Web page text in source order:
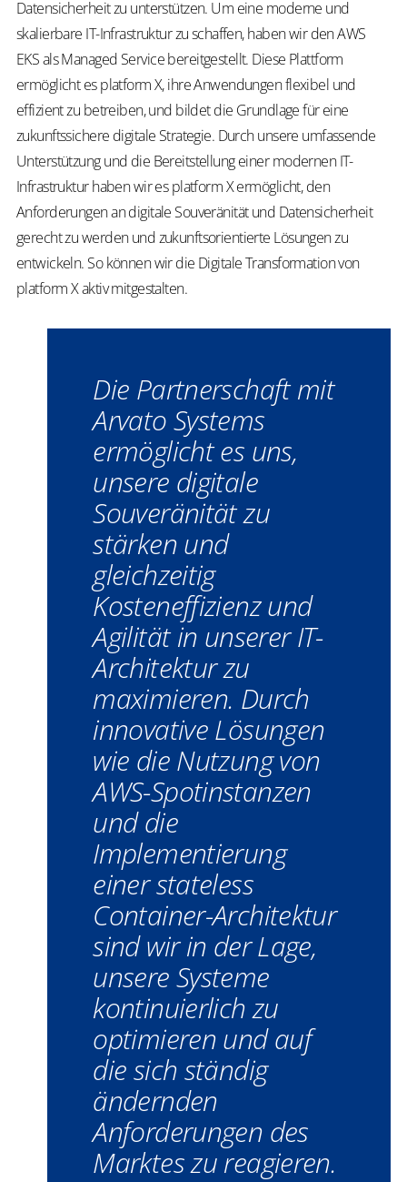
Datensicherheit zu unterstützen. Um eine moderne und
skalierbare IT-Infrastruktur zu schaffen, haben wir den AWS
EKS als Managed Service bereitgestellt. Diese Plattform
ermöglicht es platform X, ihre Anwendungen flexibel und
effizient zu betreiben, und bildet die Grundlage für eine
zukunftssichere digitale Strategie. Durch unsere umfassende
Unterstützung und die Bereitstellung einer modernen IT-
Infrastruktur haben wir es platform X ermöglicht, den
Anforderungen an digitale Souveränität und Datensicherheit
gerecht zu werden und zukunftsorientierte Lösungen zu
entwickeln. So können wir die Digitale Transformation von
platform X aktiv mitgestalten.
Die Partnerschaft mit
Arvato Systems
ermöglicht es uns,
unsere digitale
Souveränität zu
stärken und
gleichzeitig
Kosteneffizienz und
Agilität in unserer IT-
Architektur zu
maximieren. Durch
innovative Lösungen
wie die Nutzung von
AWS-Spotinstanzen
und die
Implementierung
einer stateless
Container-Architektur
sind wir in der Lage,
unsere Systeme
kontinuierlich zu
optimieren und auf
die sich ständig
ändernden
Anforderungen des
Marktes zu reagieren.